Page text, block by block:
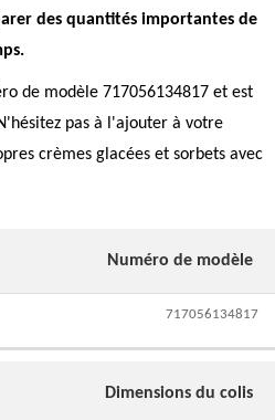
des quantités importantes de
de modèle 717056134817 et est
pas à l'ajouter à votre
crèmes glacées et sorbets avec
Numéro de modèle
717056134817
Dimensions du colis